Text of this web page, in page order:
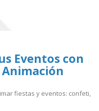
Eventos con
Animación
fiestas y eventos: confeti,